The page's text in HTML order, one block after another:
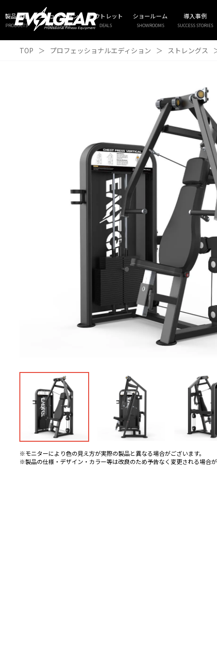
製品情報
PRODUCTS
ソリューション
SOLUTIONS
アウトレット
DEALS
ショールーム
SHOWROOMS
導入事例
SUCCESS STORIES
TOP ＞ プロフェッショナルエディション ＞ ストレングス
※モニターにより色の見え方が実際の製品と異なる場合がございます。
※製品の仕様・デザイン・カラー等は改良のため予告なく変更される場合